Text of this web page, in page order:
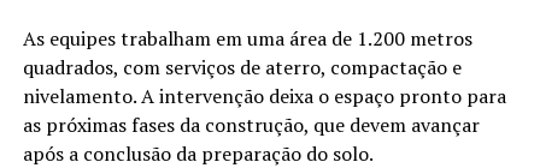
As equipes trabalham em uma área de 1.200 metros
quadrados, com serviços de aterro, compactação e
nivelamento. A intervenção deixa o espaço pronto para
as próximas fases da construção, que devem avançar
após a conclusão da preparação do solo.